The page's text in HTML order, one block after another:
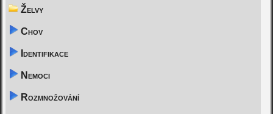
Želvy
Chov
Identifikace
Nemoci
Rozmnožování